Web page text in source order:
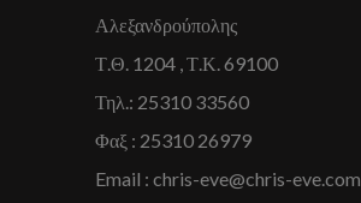
Αλεξανδρούπολης
Τ.Θ. 1204 , Τ.Κ. 69100
Τηλ.: 25310 33560
Φαξ : 25310 26979
Email : chris-eve@chris-eve.com